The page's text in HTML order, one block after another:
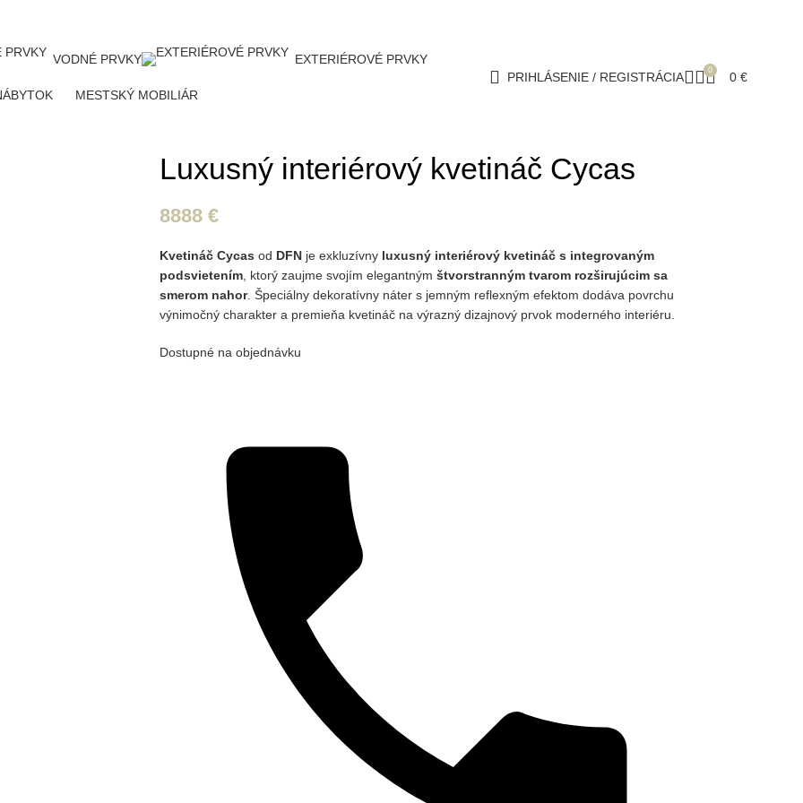
VODNÉ PRVKY EXTERIÉROVÉ PRVKY
MESTSKÝ MOBILIÁR
PRIHLÁSENIE / REGISTRÁCIA 0 0 €
Luxusný interiérový kvetináč Cycas
8888 €
Kvetináč Cycas od DFNje exkluzívny luxusný interiérový kvetináč s integrovaným
podsvietením, ktorý zaujme svojím elegantným štvorstranným tvarom rozširujúcim sa
smerom nahor. Špeciálny dekoratívny náter s jemným reflexným efektom dodáva povrchu
výnimočný charakter a premieňa kvetináč na výrazný dizajnový prvok moderného interiéru.
Dostupné na objednávku